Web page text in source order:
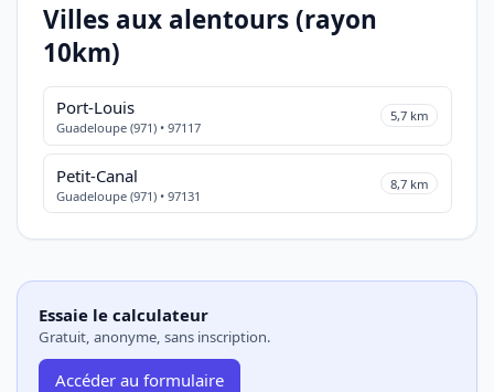
Villes aux alentours (rayon
10km)
Port-Louis
Guadeloupe (971) • 97117
5,7 km
Petit-Canal
Guadeloupe (971) • 97131
8,7 km
Essaie le calculateur
Gratuit, anonyme, sans inscription.
Accéder au formulaire